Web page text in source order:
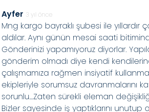
Ayfer 3 yıl önce
Mng kargo bayraklı şubesi ile yıllardır
aldılar. Aynı günün mesai saati
Gönderinizi yapamıyoruz diyorlar.
gönderim olmadı diye kendi
çalışmamıza rağmen insiyatif
ekipleriyle sorumsuz davranmalarını
sorunlu....Zaten sürekli eleman
Bizler sayesinde iş yaptıklarını